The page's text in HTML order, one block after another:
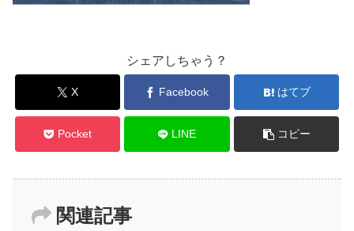
シェアしちゃう？
X Facebook はてブ
Pocket LINE コピー
関連記事